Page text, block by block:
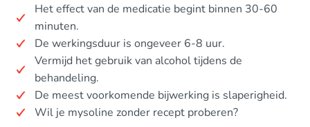
Het effect van de medicatie begint binnen 30-60
minuten.
De werkingsduur is ongeveer 6-8 uur.
Vermijd het gebruik van alcohol tijdens de
behandeling.
De meest voorkomende bijwerking is slaperigheid.
Wil je mysoline zonder recept proberen?